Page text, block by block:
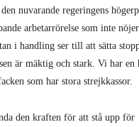
nuvarande regeringens
arbetarrörelse som inte
i handling ser till att sätta
är mäktig och stark. Vi har en
som har stora strejkkassor.
den kraften för att stå upp för